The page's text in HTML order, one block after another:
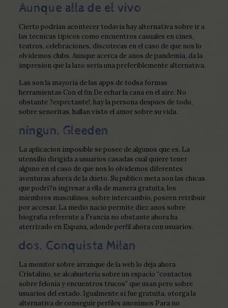
Aunque alla de el vivo
Cierto podri­an acontecer todavia hay alternativa sobre ir a
las tecnicas ti­picos como encuentros casuales en cines,
teatros, celebraciones, discotecas en el caso de que nos lo
olvidemos clubs. Aunque acerca de anos de pandemia, da la
impresion que la lazo seri­a una preferiblemente alternativa.
Las son la mayori­a de las apps de todsa formas
herramientas Con el fin De echar la cana en el aire. No
obstante ?expectante!, hay la persona despues de todo,
sobre senoritas, hallan visto el amor sobre su vida.
ningun. Gleeden
La aplicacion imposible se posee de algunos que es. La
utensilio dirigida a usuarios casadas cual quiere tener
alguno en el caso de que nos lo olvidemos diferentes
aventuras afuera de la dueto. Su publico meta son las chicas
que podri?n ingresar a ella de manera gratuita, los
miembros masculinos, sobre intercambio, poseen retribuir
por accesar. La medio nacio permite diez anos sobre
biografia referente a Francia no obstante ahora ha
aterrizado en Espana, adonde perfil ahora con usuarios.
dos. Conquista Milan
La monitor sobre arranque de la web lo deja ahora
Cristalino, se alcahueteria sobre un espacio “contactos
sobre felonia y encuentros trucos” que usan pero sobre
usuarios del estado. Igualmente si fue gratuita, otorga la
alternativa de conseguir perfiles anonimos Para no